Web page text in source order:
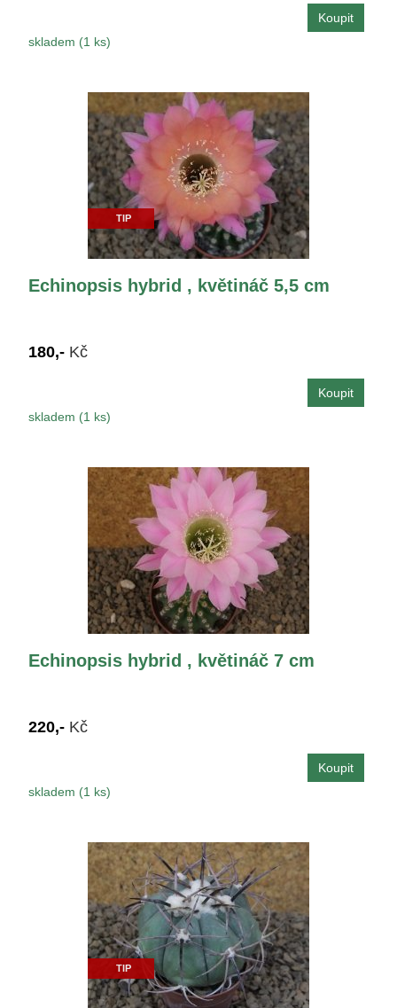
skladem (1 ks)
TIP
Echinopsis hybrid , květináč 5,5 cm
180,- Kč
skladem (1 ks)
Echinopsis hybrid , květináč 7 cm
220,- Kč
skladem (1 ks)
TIP